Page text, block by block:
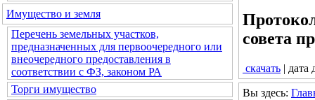
Имущество и земля
Перечень земельных участков,
предназначенных для первоочередного или
внеочередного предоставления в
соответствии с ФЗ, законом РА
Торги имущество
совета
скачать | дата
Вы здесь: